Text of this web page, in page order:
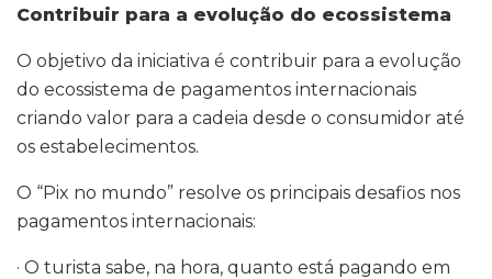
Contribuir para a evolução do ecossistema
O objetivo da iniciativa é contribuir para a evolução
do ecossistema de pagamentos internacionais
criando valor para a cadeia desde o consumidor até
os estabelecimentos.
O “Pix no mundo” resolve os principais desafios nos
pagamentos internacionais:
· O turista sabe, na hora, quanto está pagando em